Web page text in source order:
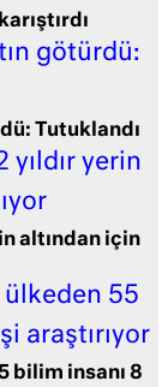
Tutuklandı
altından için
bilim insanı 8